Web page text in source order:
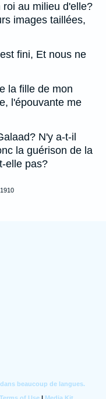
au milieu d'elle?
images taillées,
fini, Et nous ne
la fille de mon
l'épouvante me
N'y a-t-il
la guérison de la
elle pas?